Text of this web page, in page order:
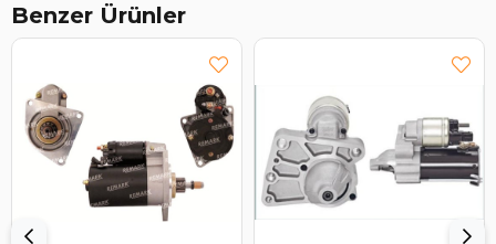
Benzer Ürünler